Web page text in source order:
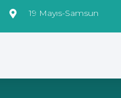
19 Mayıs-Samsun